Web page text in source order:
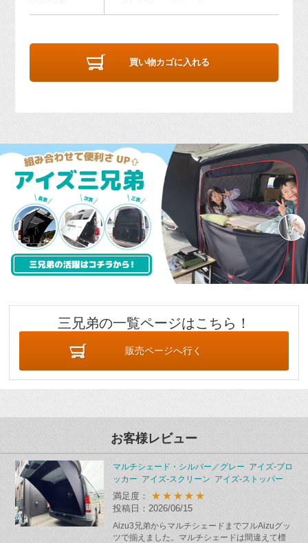
買い物カゴに入れる
三兄弟の一覧ページはこちら！
販売ページへ行く
お客様レビュー
マルチシェード・シルバー／グレー アイズ-ブロ
ッカー アイズ-スクリーン アイズ-ストッパー
満足度： ★★★★★
投稿日：2026/06/15
Aizu3兄弟からマルチシェードまでフルAizuグッ
ツで揃えました。マルチシェードは間違えて標